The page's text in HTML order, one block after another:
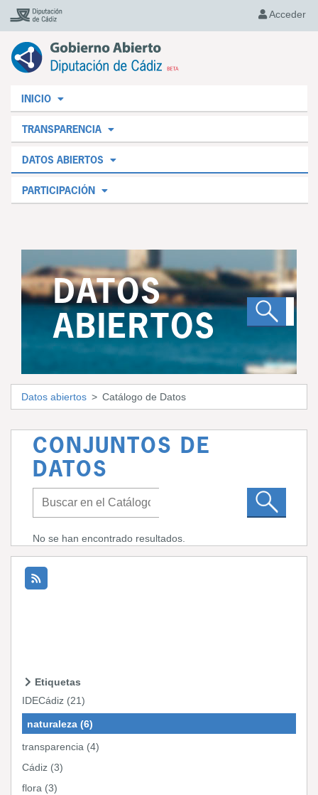
Acceder
INICIO
TRANSPARENCIA
DATOS ABIERTOS
PARTICIPACIÓN
DATOS
ABIERTOS
Datos abiertos Catálogo de Datos
CONJUNTOS DE
DATOS
No se han encontrado resultados.
Etiquetas
IDECádiz (21)
naturaleza (6)
transparencia (4)
Cádiz (3)
flora (3)